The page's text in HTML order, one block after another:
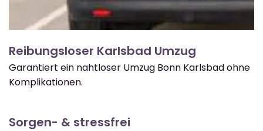
Reibungsloser Karlsbad Umzug
Garantiert ein nahtloser Umzug Bonn Karlsbad ohne
Komplikationen.
Sorgen- & stressfrei